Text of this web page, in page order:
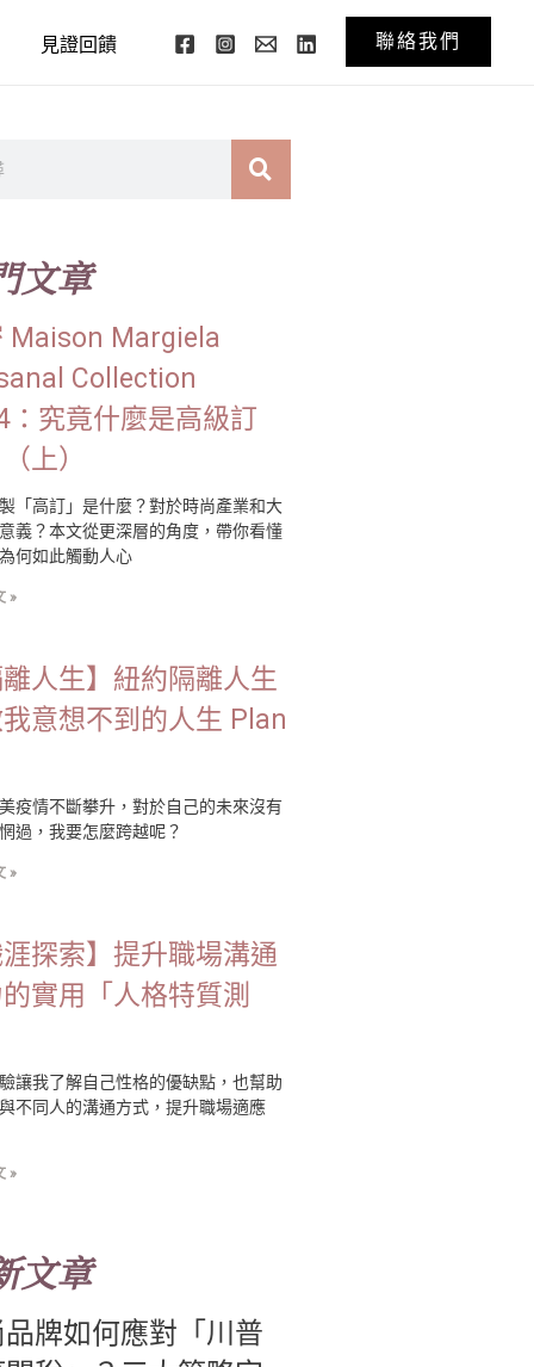
見證回饋 聯絡我們
文章
Maison Margiela
Collection
：究竟什麼是高級訂
上）
「高訂」是什麼？對於時尚產業和大
義？本文從更深層的角度，帶你看懂
何如此觸動人心
»
人生】紐約隔離人生
意想不到的人生 Plan
疫情不斷攀升，對於自己的未來沒有
過，我要怎麼跨越呢？
»
探索】提升職場溝通
實用「人格特質測
讓我了解自己性格的優缺點，也幫助
不同人的溝通方式，提升職場適應
»
文章
牌如何應對「川普